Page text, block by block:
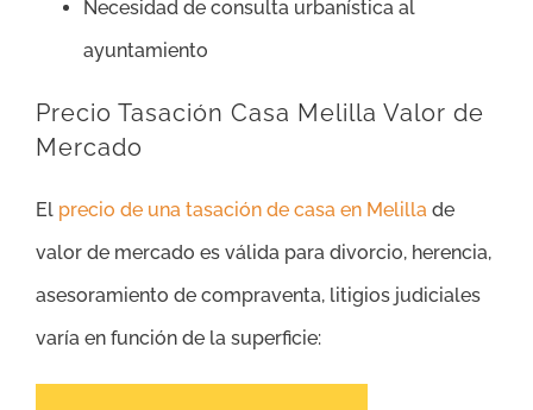
Necesidad de consulta urbanística al
ayuntamiento
Precio Tasación Casa Melilla Valor de
Mercado
El precio de una tasación de casa en Melilla de
valor de mercado es válida para divorcio, herencia,
asesoramiento de compraventa, litigios judiciales
varía en función de la superficie: